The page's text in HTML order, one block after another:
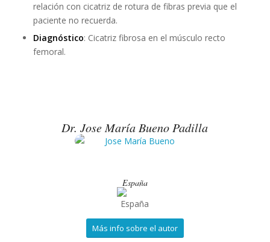
relación con cicatriz de rotura de fibras previa que el
paciente no recuerda.
Diagnóstico: Cicatriz fibrosa en el músculo recto
femoral.
Dr. Jose María Bueno Padilla
España
Más info sobre el autor